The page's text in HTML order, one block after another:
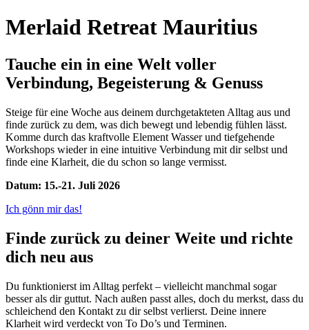
Merlaid Retreat Mauritius
Tauche ein in eine Welt voller
Verbindung, Begeisterung & Genuss
Steige für eine Woche aus deinem durchgetakteten Alltag aus und
finde zurück zu dem, was dich bewegt und lebendig fühlen lässt.
Komme durch das kraftvolle Element Wasser und tiefgehende
Workshops wieder in eine intuitive Verbindung mit dir selbst und
finde eine Klarheit, die du schon so lange vermisst.
Datum: 15.-21. Juli 2026
Ich gönn mir das!
Finde zurück zu deiner Weite und richte
dich neu aus
Du funktionierst im Alltag perfekt – vielleicht manchmal sogar
besser als dir guttut. Nach außen passt alles, doch du merkst, dass du
schleichend den Kontakt zu dir selbst verlierst. Deine innere
Klarheit wird verdeckt von To Do’s und Terminen.